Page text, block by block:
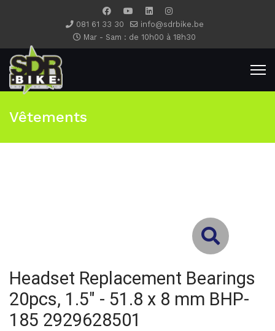
081 61 33 30
info@sdrbike.be
Mar - Sam : de 10h00 à 18h30
Vêtements
Headset Replacement Bearings
20pcs, 1.5" - 51.8 x 8 mm BHP-
185 2929628501